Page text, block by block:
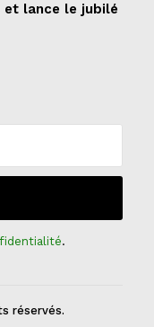
et lance le jubilé
.
réservés.